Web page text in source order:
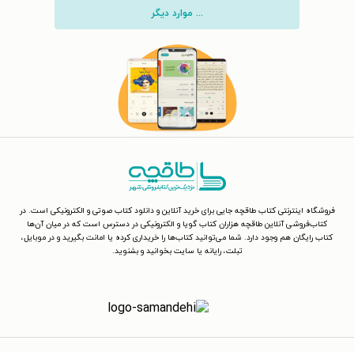
... موارد دیگر
فروشگاه اینترنتی کتاب طاقچه جایی برای خرید آنلاین و دانلود کتاب صوتی و الکترونیکی است. در
کتاب‌فروشی آنلاین طاقچه هزاران کتاب گویا و الکترونیکی در دسترس است که در میان آن‌ها
کتاب رایگان هم وجود دارد. شما می‌توانید کتاب‌ها را خریداری کرده یا امانت بگیرید و در موبایل،
تبلت، رایانه یا سایت بخوانید و بشنوید.